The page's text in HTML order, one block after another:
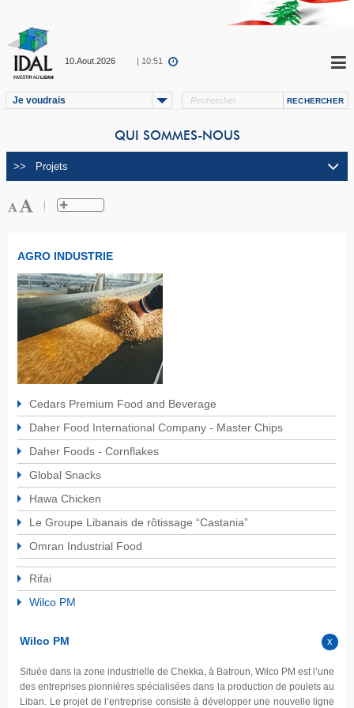
10.Aout.2026 | 10:51
Je voudrais
QUI SOMMES-NOUS
AGRO INDUSTRIE
Cedars Premium Food and Beverage
Daher Food International Company - Master Chips
Daher Foods - Cornflakes
Global Snacks
Hawa Chicken
Le Groupe Libanais de rôtissage “Castania”
Omran Industrial Food
Rifai
Wilco PM
Wilco PM
Située dans la zone industrielle de Chekka, à Batroun, Wilco PM est l’une
des entreprises pionnières spécialisées dans la production de poulets au
Liban. Le projet de l’entreprise consiste à développer une nouvelle ligne